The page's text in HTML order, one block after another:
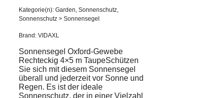
Kategorie(n): Garden, Sonnenschutz,
Sonnenschutz > Sonnensegel
Brand: VIDAXL
Sonnensegel Oxford-Gewebe
Rechteckig 4×5 m TaupeSchützen
Sie sich mit diesem Sonnensegel
überall und jederzeit vor Sonne und
Regen. Es ist der ideale
Sonnenschutz, der in einer Vielzahl